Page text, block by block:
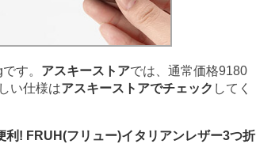
す。 アスキーストアでは、通常価格9180
い仕様はアスキーストアでチェック してく
利! FRUH(フリュー)イタリアンレザー3つ折